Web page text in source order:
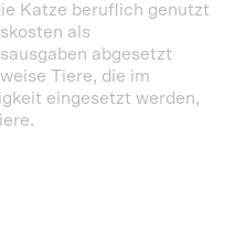
Katze beruflich genutzt
als
abgesetzt
Tiere, die im
eingesetzt werden,